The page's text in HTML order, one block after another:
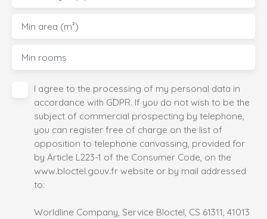
Min area (m²)
Min rooms
I agree to the processing of my personal data in
accordance with GDPR. If you do not wish to be the
subject of commercial prospecting by telephone,
you can register free of charge on the list of
opposition to telephone canvassing, provided for
by Article L223-1 of the Consumer Code, on the
www.bloctel.gouv.fr website or by mail addressed
to:
Worldline Company, Service Bloctel, CS 61311, 41013